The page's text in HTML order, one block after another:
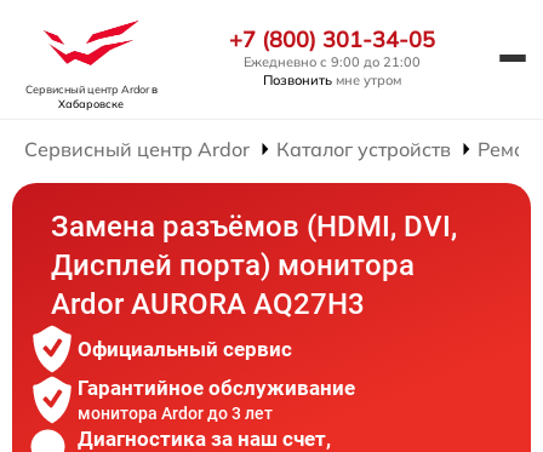
Сервисный центр Ardorв
Хабаровске
+7 (800) 301-34-05
Ежедневно с 9:00 до 21:00
Позвонить мне утром
Сервисный центр Ardor Каталог устройств
Замена разъёмов (HDMI, DVI,
Дисплей порта) монитора
Ardor AURORA AQ27H3
Официальный сервис
Гарантийное обслуживание
монитора Ardor до 3 лет
Диагностика за наш счет,